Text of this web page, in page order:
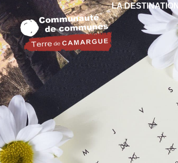
LA DESTINATION